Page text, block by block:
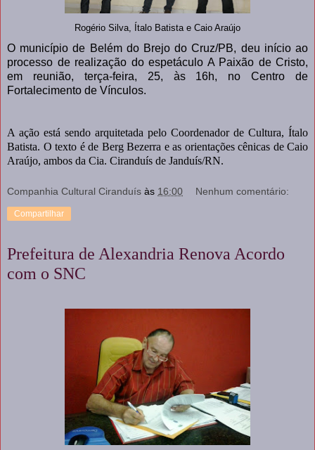
Rogério Silva, Ítalo Batista e Caio Araújo
O município de Belém do Brejo do Cruz/PB, deu início ao
processo de realização do espetáculo A Paixão de Cristo,
em reunião, terça-feira, 25, às 16h, no Centro de
Fortalecimento de Vínculos.
A ação está sendo arquitetada pelo Coordenador de Cultura, Ítalo
Batista. O texto é de Berg Bezerra e as orientações cênicas de Caio
Araújo, ambos da Cia. Ciranduís de Janduís/RN.
Companhia Cultural Ciranduís às 16:00 Nenhum comentário:
Compartilhar
Prefeitura de Alexandria Renova Acordo
com o SNC